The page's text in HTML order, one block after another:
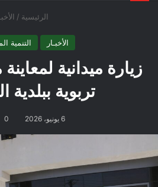
الرئيسية /
الأخبـار التنمية
زيارة ميدانية
تربوية ببلدية
6 يونيو، 2026 0